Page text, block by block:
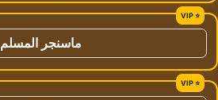
ماسنجر المسلم